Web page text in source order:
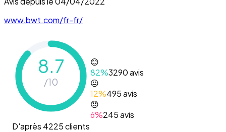
www.bwt.com/fr-fr/
8.7
/10
D'après 4225 clients
😊
82%3290avis
😐
12%495avis
😞
6%245avis